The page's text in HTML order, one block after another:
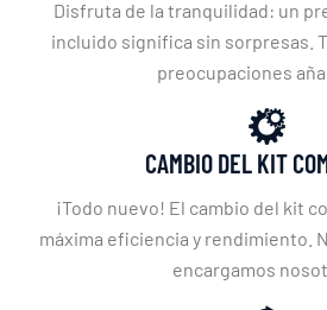
Disfruta de la tranquilidad: un
incluido significa sin sorpresas.
preocupaciones
CAMBIO DEL KIT
¡Todo nuevo! El cambio del kit
máxima eficiencia y rendimiento.
encargamos